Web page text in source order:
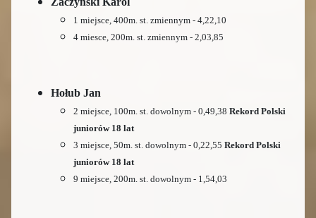
1 miejsce, 400m. st. zmiennym - 4,22,10
4 miesce, 200m. st. zmiennym - 2,03,85
Hołub Jan
2 miejsce, 100m. st. dowolnym - 0,49,38 Rekord Polski
juniorów 18 lat
3 miejsce, 50m. st. dowolnym - 0,22,55 Rekord Polski
juniorów 18 lat
9 miejsce, 200m. st. dowolnym - 1,54,03